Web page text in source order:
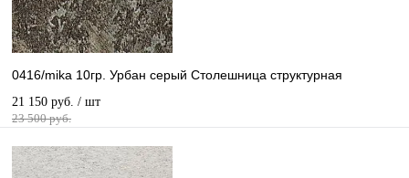
0416/mika 10гр. Урбан серый Столешница структурная
21 150 руб. / шт
23 500 руб.